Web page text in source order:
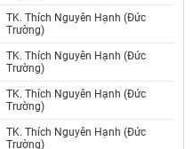
TK. Thích Nguyên Hạnh (Đức
Trường)
TK. Thích Nguyên Hạnh (Đức
Trường)
TK. Thích Nguyên Hạnh (Đức
Trường)
TK. Thích Nguyên Hạnh (Đức
Trường)